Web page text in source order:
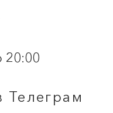
20:00
Телеграм